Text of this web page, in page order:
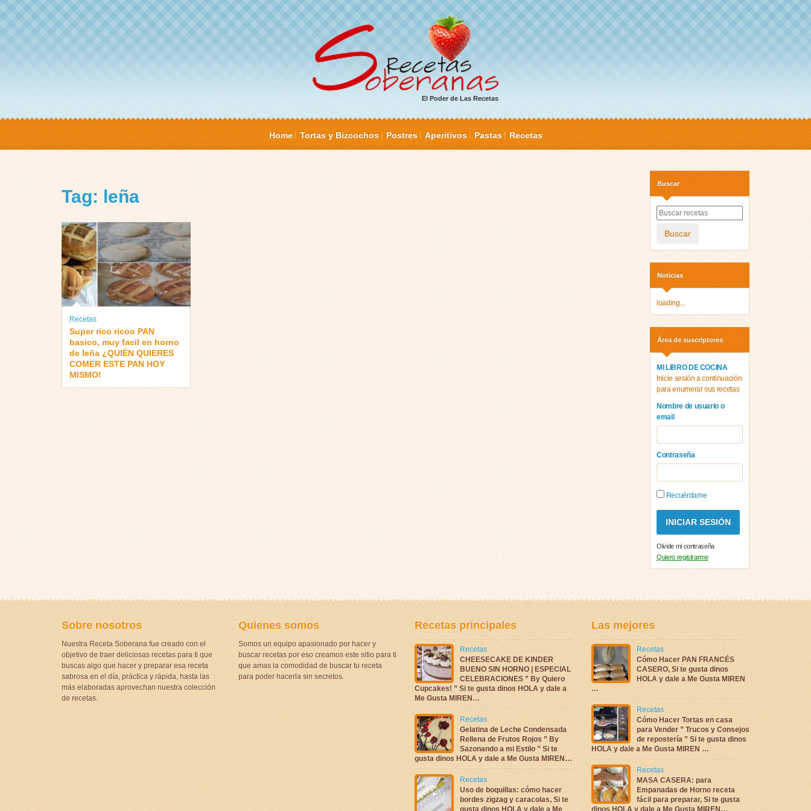
El Poder de Las Recetas
Home Tortas y Bizcochos Postres Aperitivos Pastas Recetas
Tag: leña
Recetas
Super rico ricoo PAN
basico, muy facil en horno
de leña ¿QUIÉN QUIERES
COMER ESTE PAN HOY
MISMO!
Buscar
Buscar
Noticias
loading...
Área de suscriptores
MI LIBRO DE COCINA
Inicie sesión a continuación
para enumerar sus recetas
Nombre de usuario o
email
Contraseña
Recuérdame
Olvide mi contraseña
Quiero registrarme
Sobre nosotros
Nuestra Receta Soberana fue creado con el
objetivo de traer deliciosas recetas para ti que
buscas algo que hacer y preparar esa receta
sabrosa en el día, práctica y rápida, hasta las
más elaboradas aprovechan nuestra colección
de recetas.
Quienes somos
Somos un equipo apasionado por hacer y
buscar recetas por eso creamos este sitio para ti
que amas la comodidad de buscar tu receta
para poder hacerla sin secretos.
Recetas principales
Recetas
CHEESECAKE DE KINDER
BUENO SIN HORNO | ESPECIAL
CELEBRACIONES ” By Quiero
Cupcakes! ” Si te gusta dinos HOLA y dale a
Me Gusta MIREN…
Recetas
Gelatina de Leche Condensada
Rellena de Frutos Rojos ” By
Sazonando a mi Estilo ” Si te
gusta dinos HOLA y dale a Me Gusta MIREN…
Recetas
Uso de boquillas: cómo hacer
bordes zigzag y caracolas, Si te
gusta dinos HOLA y dale a Me
Las mejores
Recetas
Cómo Hacer PAN FRANCÉS
CASERO, Si te gusta dinos
HOLA y dale a Me Gusta MIREN
…
Recetas
Cómo Hacer Tortas en casa
para Vender ” Trucos y Consejos
de repostería ” Si te gusta dinos
HOLA y dale a Me Gusta MIREN …
Recetas
MASA CASERA: para
Empanadas de Horno receta
fácil para preparar, Si te gusta
dinos HOLA y dale a Me Gusta MIREN…